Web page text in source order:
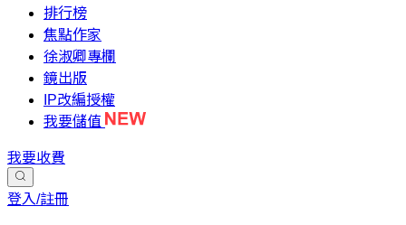
排行榜
焦點作家
徐淑卿專欄
鏡出版
IP改編授權
我要儲值
我要收費
登入/註冊